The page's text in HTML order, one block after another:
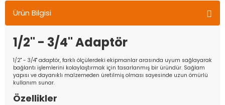
adresinize teslim edilir.
Ürün Bilgisi
1/2'' - 3/4'' Adaptör
1/2'' - 3/4'' adaptör, farklı ölçülerdeki ekipmanlar arasında uyum sağlayarak
bağlantı işlemlerini kolaylaştırmak için tasarlanmış bir üründür. Sağlam
yapısı ve dayanıklı malzemeden üretilmiş olması sayesinde uzun ömürlü
kullanım sunar.
Özellikler